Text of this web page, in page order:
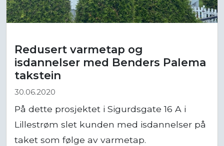
Redusert varmetap og
isdannelser med Benders Palema
takstein
30.06.2020
På dette prosjektet i Sigurdsgate 16 A i
Lillestrøm slet kunden med isdannelser på
taket som følge av varmetap.